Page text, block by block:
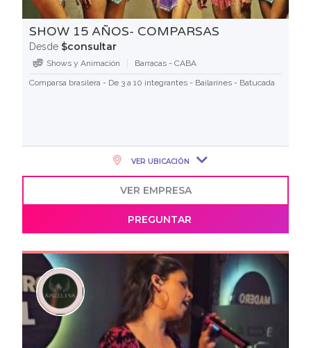
SHOW 15 AÑOS- COMPARSAS
Desde $consultar
Shows y Animación
Barracas - CABA
Comparsa brasilera - De 3 a 10 integrantes - Bailarines - Batucada
VER UBICACIÓN
VER EMPRESA
PREGUNTAR